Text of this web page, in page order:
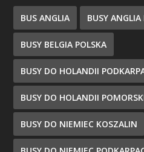
BUS ANGLIA BUSY ANGLIA
BUSY BELGIA POLSKA
BUSY DO HOLANDII
BUSY DO HOLANDII
BUSY DO NIEMIEC KOSZALIN